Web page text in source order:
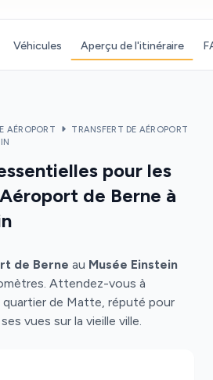
Véhicules Aperçu de l'itinéraire
AÉROPORT
TRANSFERT DE AÉROPORT
pour les
de Berne à
de Berne au Musée Einstein
Attendez-vous à
quartier de Matte, réputé pour
vues sur la vieille ville.